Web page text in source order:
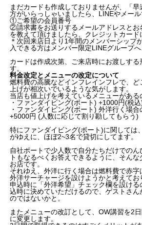
まだカードも作成しておりませんが、「早
方がいらっしゃいましたら、LINEやメー
①ご希望の会員番号
②請求書をお送りするメールアドレスとお
を教えて頂けましたら、クレジットカード
＊次回来店日より1年間のメンバーシップ
入できる方はメンバー限定LINEグループ
カードは作成次第、ご来店時にお渡しする
す。
料金改定とメニューの改定について
燃料費の高騰などインフレインフレで、
上げが相次いでいるような気がします。
当店も値上げを考えているメニューがある
・ファンダイビング(ボート) +1000円(税
・ファンダイビング(ボート) 外洋行く場
+5000円 (人数に応じて割り勘してもらう)
特にファンダイビング(ボート)に関しては
がゆえに、ほぼ2~3名で貸切にしてます。
自社ボートで少人数で自分たちだけでの
トもなるべくお答えできるように、そん
お店です。
それゆえ、外洋に行く場合は燃料費で赤字
外洋サーチャージを設けようかと考えてお
申込時に「外洋希望」チェック欄を設ける
込時に決めていただけるので、ゲストさ
のではないかと。
またメニューの改訂として、OW講習を2
に変更します。
【新メニュー】ボートシュノーケ
から開始予定 <7~10月の夏期限定>
【新メニュー】体験ダイビング(ボ
ら開始予定 <7~10月の夏期限定>
【新メニュー】ウミウシナイト(ビ
定で来年から開始予定 <1~6月の限
メンバーシップ(有料/年会費制)に
入会費・年会費込み 5,500円/1
典内容 (仮)
料金改定とメニューの改定につい
近況報告と今後のこと